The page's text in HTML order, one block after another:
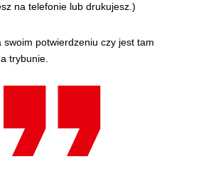
na telefonie lub drukujesz.)
swoim potwierdzeniu czy jest tam
trybunie.